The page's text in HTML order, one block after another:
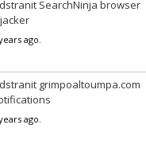
SearchNinja browser
ago.
grimpoaltoumpa.com
ago.